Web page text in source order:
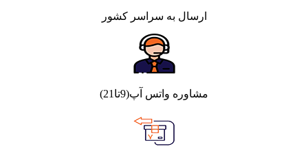
ارسال به سراسر کشور
مشاوره واتس آپ(9تا21)